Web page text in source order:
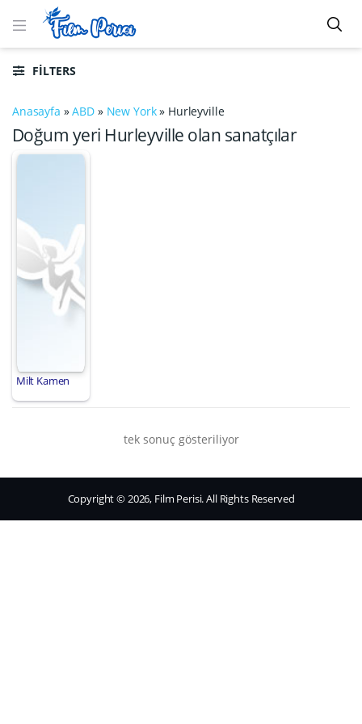
FILTERS
Anasayfa »ABD » New York» Hurleyville
Doğum yeri Hurleyville olan sanatçılar
Milt Kamen
tek sonuç gösteriliyor
Copyright © 2026, Film Perisi. All Rights Reserved